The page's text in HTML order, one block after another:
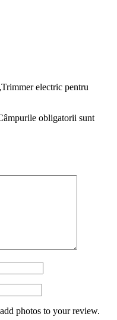
electric pentru
obligatorii sunt
photos to your review.